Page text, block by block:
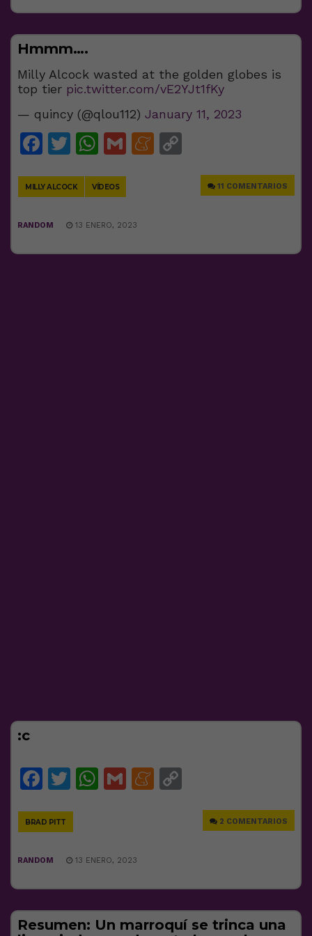
Hmmm….
Milly Alcock wasted at the golden globes is
top tier pic.twitter.com/vE2YJt1fKy
— quincy (@qlou112) January 11, 2023
Facebook
Twitter
WhatsApp
GmailMeneame
MILLY ALCOCK VÍDEOS 11 COMENTARIOS
RANDOM 13 ENERO, 2023
:c
Facebook
Twitter
WhatsApp
GmailMeneame
BRAD PITT 2 COMENTARIOS
RANDOM 13 ENERO, 2023
Resumen: Un marroquí se trinca una